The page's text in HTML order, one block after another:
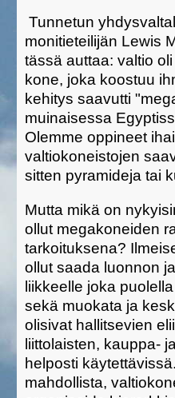
Tunnetun
monitieteilijän Lewis
tässä auttaa: valtio
kone, joka koostuu
kehitys saavutti
muinaisessa
Olemme oppineet
valtiokoneistojen
sitten pyramideja tai
Mutta mikä on
ollut megakoneiden
tarkoituksena?
ollut saada luonnon
liikkeelle joka
sekä muokata ja
olisivat hallitsevien
liittolaisten, kauppa-
helposti
mahdollista,